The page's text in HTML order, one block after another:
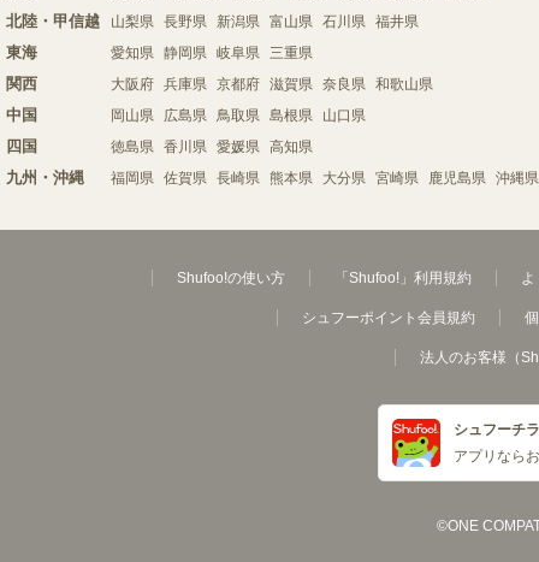
北陸・甲信越 山梨県 長野県 新潟県 富山県 石川県 福井県
東海 愛知県 静岡県 岐阜県 三重県
関西 大阪府 兵庫県 京都府 滋賀県 奈良県 和歌山県
中国 岡山県 広島県 鳥取県 島根県 山口県
四国 徳島県 香川県 愛媛県 高知県
九州・沖縄 福岡県 佐賀県 長崎県 熊本県 大分県 宮崎県 鹿児島県 沖縄県
Shufoo!の使い方 「Shufoo!」利用規約 よ
シュフーポイント会員規約
法人のお客様（
シュフーチ
アプリなら
©ONE